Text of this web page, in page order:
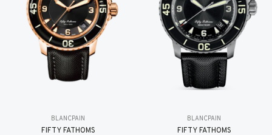
BLANCPAIN
FIFTY FATHOMS
BLANCPAIN
FIFTY FATHOMS